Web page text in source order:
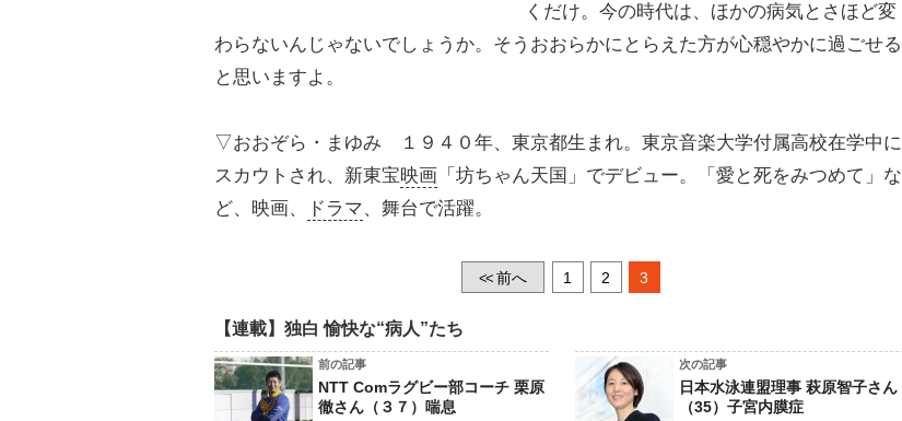
くだけ。今の時代は、ほかの病気とさほど変
わらないんじゃないでしょうか。そうおおらかにとらえた方が心穏やかに過ごせる
と思いますよ。
▽おおぞら・まゆみ １９４０年、東京都生まれ。東京音楽大学付属高校在学中に
スカウトされ、新東宝映画 「坊ちゃん天国」でデビュー。「愛と死をみつめて」な
ど、映画、
ドラマ、舞台で活躍。
<<前へ 1 2 3
【連載】独白 愉快な“病人”たち
前の記事
NTT Comラグビー部コーチ 栗原
徹さん（３７）喘息
次の記事
日本水泳連盟理事 萩原智子さん
（35）子宮内膜症